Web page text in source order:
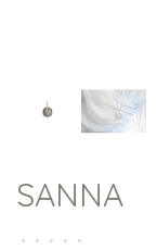
SANNA
• • • • •